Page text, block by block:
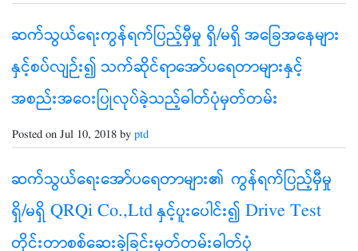
ဆက်သွယ်ရေးကွန်ရက်ပြည့်မှီမှု ရှိ/မရှိ အခြေအနေများ
နှင့်စပ်လျဉ်း၍ သက်ဆိုင်ရာအော်ပရေတာများနှင့်
အစည်းအဝေးပြုလုပ်ခဲ့သည့်ဓါတ်ပုံမှတ်တမ်း
Posted on Jul 10, 2018 by ptd
ဆက်သွယ်ရေးအော်ပရေတာများ၏ ကွန်ရက်ပြည့်မှီမှု
ရှိ/မရှိ QRQi Co.,Ltd နှင့်ပူးပေါင်း၍ Drive Test
တိုင်းတာစစ်ဆေးခဲ့ခြင်းမှတ်တမ်းဓါတ်ပုံ